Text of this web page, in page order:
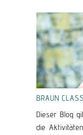
BRAUN
Dieser Blog
die